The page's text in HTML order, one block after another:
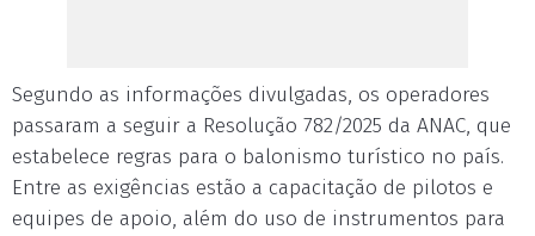
Segundo as informações divulgadas, os operadores
passaram a seguir a Resolução 782/2025 da ANAC, que
estabelece regras para o balonismo turístico no país.
Entre as exigências estão a capacitação de pilotos e
equipes de apoio, além do uso de instrumentos para